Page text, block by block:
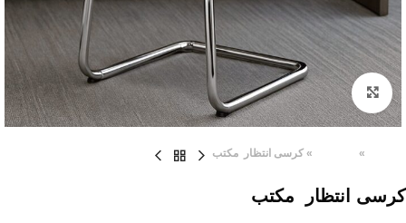
Click to enlarge
»
» كرسى انتظار مكتب
كرسى انتظار مكتب